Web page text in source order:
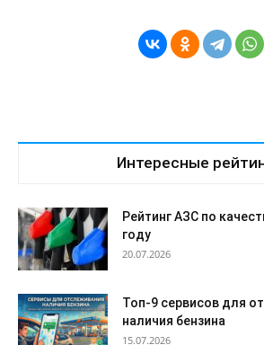
Интересные
Рейтинг АЗС по
году
20.07.2026
Топ-9 сервисов для
наличия бензина
15.07.2026